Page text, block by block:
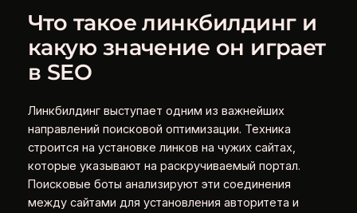
Что такое линкбилдинг и
какую значение он играет
в SEO
Линкбилдинг выступает одним из важнейших
направлений поисковой оптимизации. Техника
строится на установке линков на чужих сайтах,
которые указывают на раскручиваемый портал.
Поисковые боты анализируют эти соединения
между сайтами для установления авторитета и